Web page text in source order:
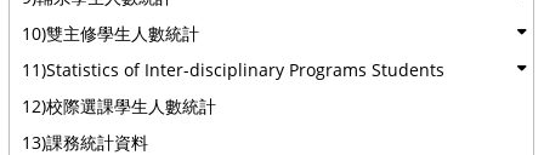
10)雙主修學生人數統計
11)Statistics of Inter-disciplinary Programs Students
12)校際選課學生人數統計
13)課務統計資料